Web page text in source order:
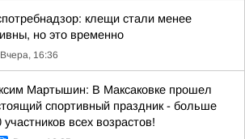
клещи стали менее
но это временно
Вчера, 16:36
Мартышин: В Максаковке прошел
спортивный праздник - больше
участников всех возрастов!